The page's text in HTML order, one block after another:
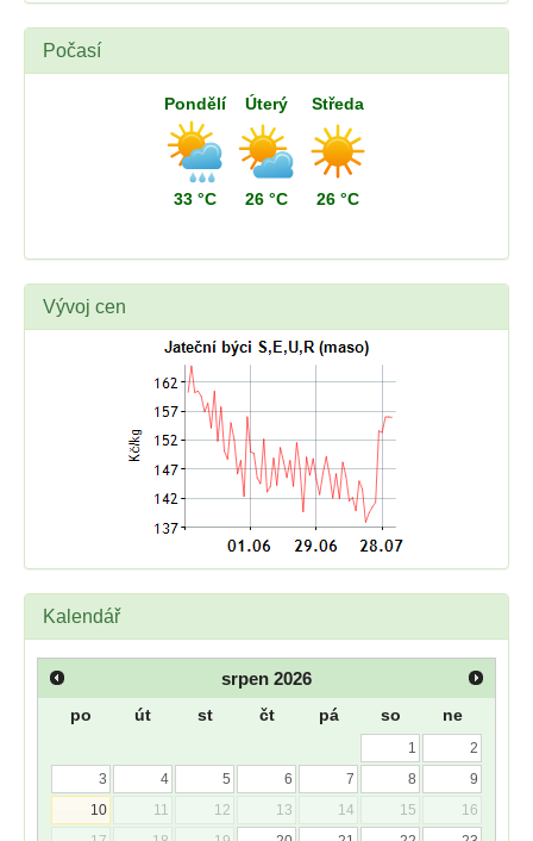
Počasí
Pondělí
33 °C
Úterý
26 °C
Středa
26 °C
Vývoj cen
Kalendář
srpen 2026
po út st čt pá so ne
1
2
3
4 5 6 7 8
9
10
11 12 13 14 15
16